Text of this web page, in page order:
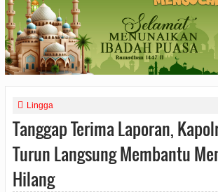
Lingga
Tanggap Terima Laporan,
Turun Langsung Membantu
Hilang